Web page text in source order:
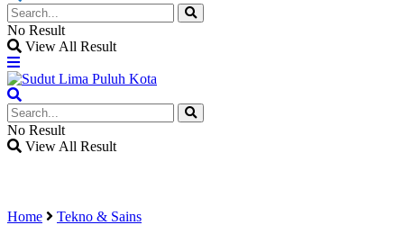
No Result
View All Result
No Result
View All Result
Home Tekno & Sains